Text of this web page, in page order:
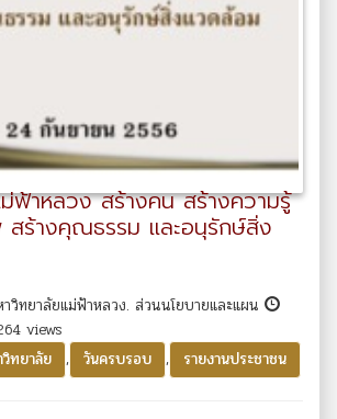
ฟ้าหลวง สร้างคน สร้างความรู้
ร้างคุณธรรม และอนุรักษ์สิ่ง
วิทยาลัยแม่ฟ้าหลวง. ส่วนนโยบายและแผน
views
ทยาลัย
, วันครบรอบ , รายงานประชาชน